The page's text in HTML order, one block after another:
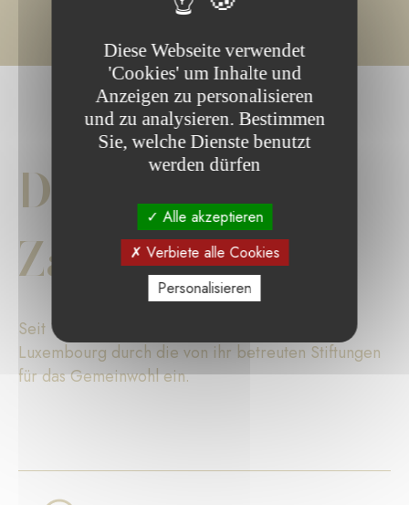
Die wichtigsten
Zahlen
Seit 17 Jahren setzt sich die Fondation de
Luxembourg durch die von ihr betreuten Stiftungen
für das Gemeinwohl ein.
Diese Webseite verwendet
'Cookies' um Inhalte und
Anzeigen zu personalisieren
und zu analysieren. Bestimmen
Sie, welche Dienste benutzt
werden dürfen
Alle akzeptieren
Verbiete alle Cookies
Personalisieren